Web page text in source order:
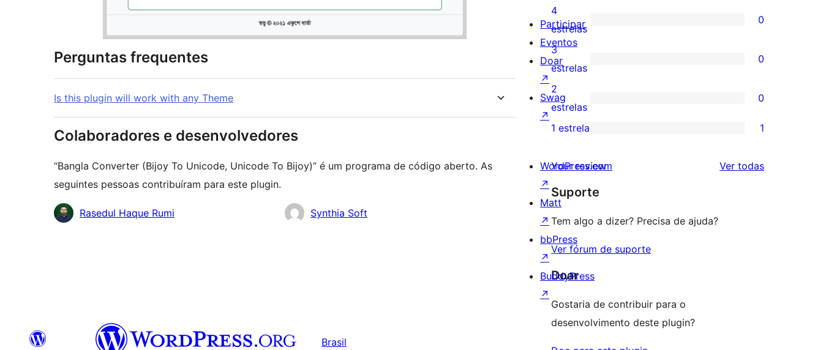
Perguntas frequentes
Is this plugin will work with any Theme
Colaboradores e desenvolvedores
“Bangla Converter (Bijoy To Unicode, Unicode To Bijoy)” é um programa de código aberto. As
seguintes pessoas contribuíram para este plugin.
Colaboradores
Rasedul Haque Rumi Synthia Soft
avaliação
com
5
estrela
0
avaliação
com
4
estrela
4
estrelas
0
0
avaliação
com
3
3
estrelas
0
0
avaliação
2
2
estrelas
0
com
1
estrela
1 estrela 1
Your review Ver todasavaliações
Suporte
Tem algo a dizer? Precisa de ajuda?
Ver fórum de suporte
Doar
Gostaria de contribuir para o
desenvolvimento deste plugin?
Participar
Eventos
Doar
↗
Swag
↗
WordPress.com
↗
Matt
↗
bbPress
↗
BuddyPress
↗
Brasil